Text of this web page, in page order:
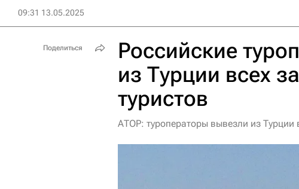
09:31 13.05.2025
Российские
из Турции всех
туристов
АТОР: туроператоры вывезли из
Поделиться